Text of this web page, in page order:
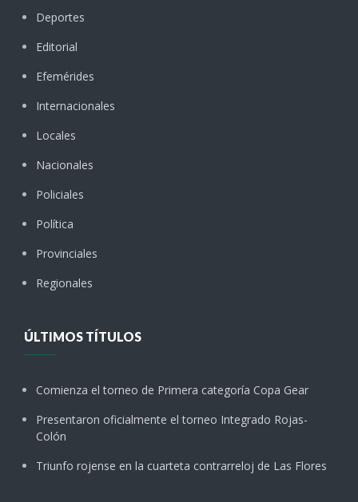
Deportes
Editorial
Efemérides
Internacionales
Locales
Nacionales
Policiales
Política
Provinciales
Regionales
ÚLTIMOS TÍTULOS
Comienza el torneo de Primera categoría Copa Gear
Presentaron oficialmente el torneo Integrado Rojas-
Colón
Triunfo rojense en la cuarteta contrarreloj de Las Flores